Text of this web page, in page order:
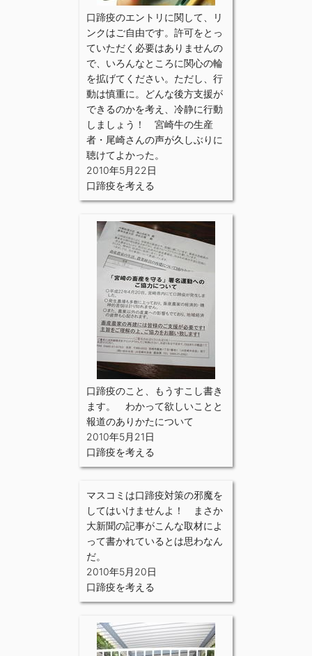
口蹄疫のエントリに関して、リ
ンクはご自由です。許可をとっ
ていただく必要はありませんの
で、いろんなところに関心の輪
を拡げてください。ただし、行
動は慎重に。どんな後方支援が
できるのかを考え、冷静に行動
しましょう！ 宮崎牛の生産
者・尾崎さんの声が久しぶりに
聴けてよかった。
2010年5月22日
口蹄疫を考える
口蹄疫のこと、もうすこし書き
ます。 わかって欲しいことと
報道のありかたについて
2010年5月21日
口蹄疫を考える
マスコミは口蹄疫対策の邪魔を
してはいけませんよ！ まさか
大新聞の記事がこんな取材によ
って書かれているとは思わなん
だ。
2010年5月20日
口蹄疫を考える